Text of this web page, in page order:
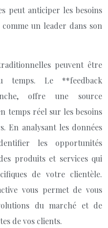
peut anticiper les besoins
un leader dans son
peuvent être
temps. Le **feedback
offre une source
temps réel sur les besoins
En analysant les données
les opportunités
produits et services qui
de votre clientèle.
vous permet de vous
du marché et de
de vos clients.